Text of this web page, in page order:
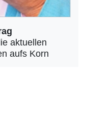
aktuellen
aufs Korn